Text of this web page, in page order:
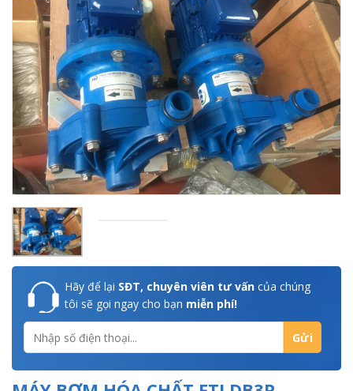
Hãy để lại SĐT, chuyên viên tư vấn của chúng
tôi sẽ gọi ngay cho bạn miễn phí!